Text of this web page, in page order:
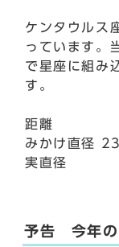
ケンタウルス
っています。
で星座に組み
す。
距離
みかけ直径
実直径
予告 今年の